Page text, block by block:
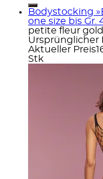
Bodystocking
one size bis Gr.
petite fleur
Ursprünglicher
Aktueller Preis
Stk